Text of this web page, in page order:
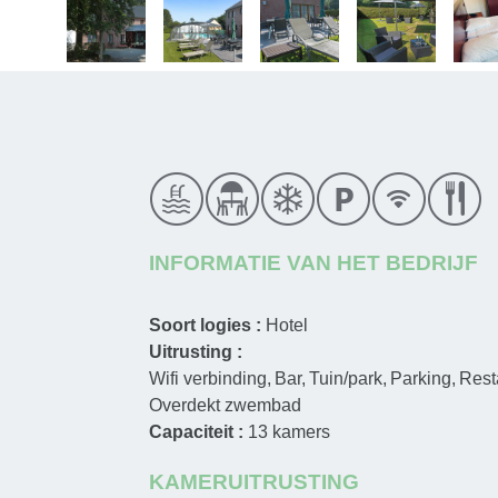
INFORMATIE VAN HET BEDRIJF
Soort logies : Hotel
Uitrusting :
Wifi verbinding Bar Tuin/park Parking
Overdekt zwembad
Capaciteit : 13 kamers
KAMERUITRUSTING